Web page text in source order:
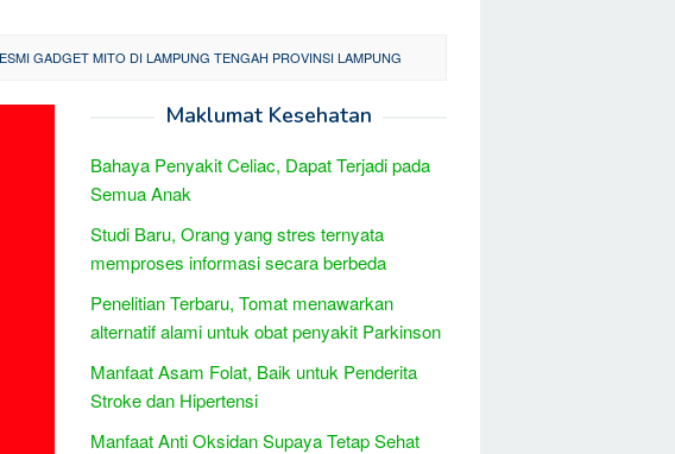
GADGET MITO DI LAMPUNG TENGAH PROVINSI LAMPUNG
Maklumat Kesehatan
Bahaya Penyakit Celiac, Dapat Terjadi pada
Semua Anak
Studi Baru, Orang yang stres ternyata
memproses informasi secara berbeda
Penelitian Terbaru, Tomat menawarkan
alternatif alami untuk obat penyakit Parkinson
Manfaat Asam Folat, Baik untuk Penderita
Stroke dan Hipertensi
Manfaat Anti Oksidan Supaya Tetap Sehat